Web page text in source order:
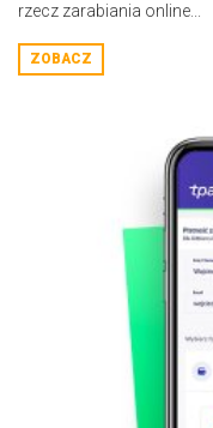
rzecz zarabiania online...
ZOBACZ